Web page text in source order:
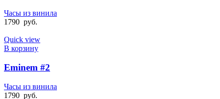
Часы из винила
1790 руб.
Quick view
В корзину
Eminem #2
Часы из винила
1790 руб.